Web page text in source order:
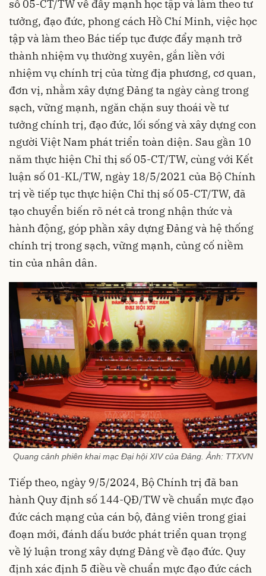
số 05-CT/TW về đẩy mạnh học tập và làm theo tư
tưởng, đạo đức, phong cách Hồ Chí Minh, việc học
tập và làm theo Bác tiếp tục được đẩy mạnh trở
thành nhiệm vụ thường xuyên, gắn liền với
nhiệm vụ chính trị của từng địa phương, cơ quan,
đơn vị, nhằm xây dựng Đảng ta ngày càng trong
sạch, vững mạnh, ngăn chặn suy thoái về tư
tưởng chính trị, đạo đức, lối sống và xây dựng con
người Việt Nam phát triển toàn diện. Sau gần 10
năm thực hiện Chỉ thị số 05-CT/TW, cùng với Kết
luận số 01-KL/TW, ngày 18/5/2021 của Bộ Chính
trị về tiếp tục thực hiện Chỉ thị số 05-CT/TW, đã
tạo chuyển biến rõ nét cả trong nhận thức và
hành động, góp phần xây dựng Đảng và hệ thống
chính trị trong sạch, vững mạnh, củng cố niềm
tin của nhân dân.
Quang cảnh phiên khai mạc Đại hội XIV của Đảng. Ảnh: TTXVN
Tiếp theo, ngày 9/5/2024, Bộ Chính trị đã ban
hành Quy định số 144-QĐ/TW về chuẩn mực đạo
đức cách mạng của cán bộ, đảng viên trong giai
đoạn mới, đánh dấu bước phát triển quan trọng
về lý luận trong xây dựng Đảng về đạo đức. Quy
định xác định 5 điều về chuẩn mực đạo đức cách